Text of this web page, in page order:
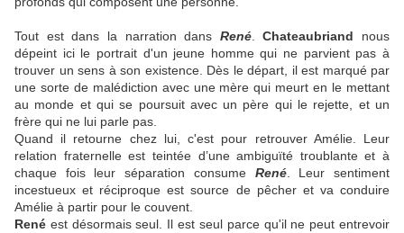
Tout est dans la narration dans René.Chateaubriand nous
dépeint ici le portrait d'un jeune homme qui ne parvient pas à
trouver un sens à son existence. Dès le départ, il est marqué par
une sorte de malédiction avec une mère qui meurt en le mettant
au monde et qui se poursuit avec un père qui le rejette, et un
frère qui ne lui parle pas.
Quand il retourne chez lui, c'est pour retrouver Amélie. Leur
relation fraternelle est teintée d’une ambiguïté troublante et à
chaque fois leur séparation consume René. Leur sentiment
incestueux et réciproque est source de pêcher et va conduire
Amélie à partir pour le couvent.
René est désormais seul. Il est seul parce qu'il ne peut entrevoir